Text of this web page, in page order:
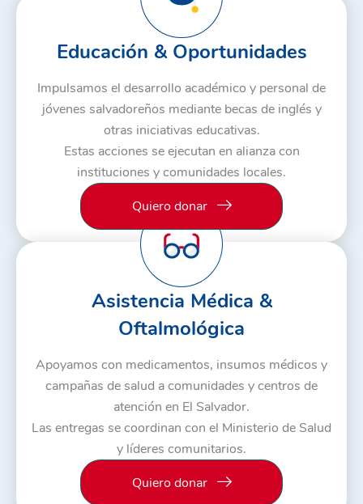
Educación & Oportunidades
Impulsamos el desarrollo académico y personal de
jóvenes salvadoreños mediante becas de inglés y
otras iniciativas educativas.
Estas acciones se ejecutan en alianza con
instituciones y comunidades locales.
Quiero donar
Asistencia Médica &
Oftalmológica
Apoyamos con medicamentos, insumos médicos y
campañas de salud a comunidades y centros de
atención en El Salvador.
Las entregas se coordinan con el Ministerio de Salud
y líderes comunitarios.
Quiero donar